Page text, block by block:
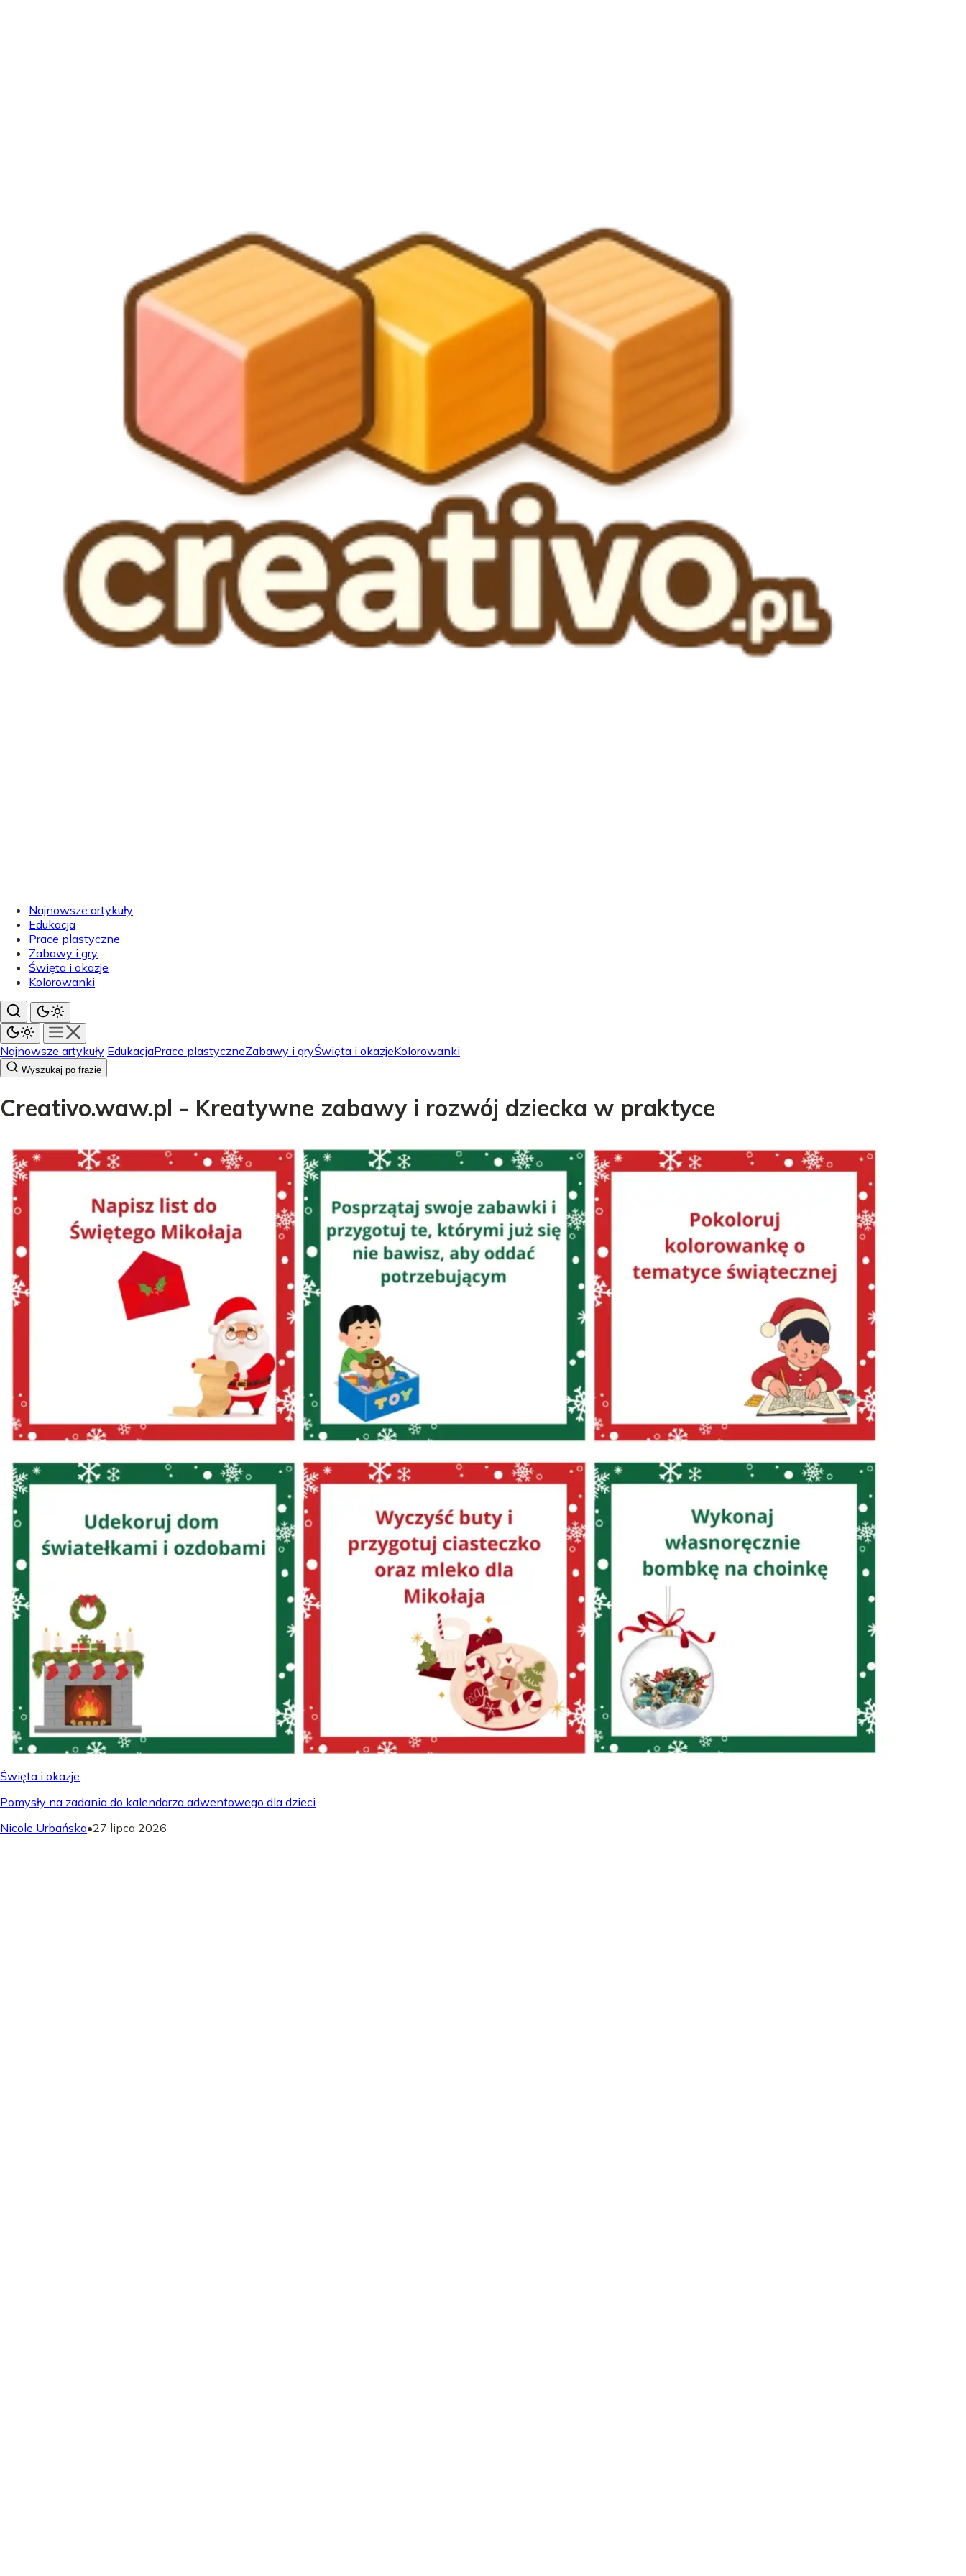
Najnowsze artykuły
Edukacja
Prace plastyczne
Zabawy i gry
Święta i okazje
Kolorowanki
Najnowsze artykuły EdukacjaPrace plastyczneZabawy i gryŚwięta i okazjeKolorowanki
Wyszukaj po frazie
Creativo.waw.pl - Kreatywne zabawy i rozwój dziecka w praktyce
Święta i okazje
Pomysły na zadania do kalendarza adwentowego dla dzieci
Nicole Urbańska•27 lipca 2026